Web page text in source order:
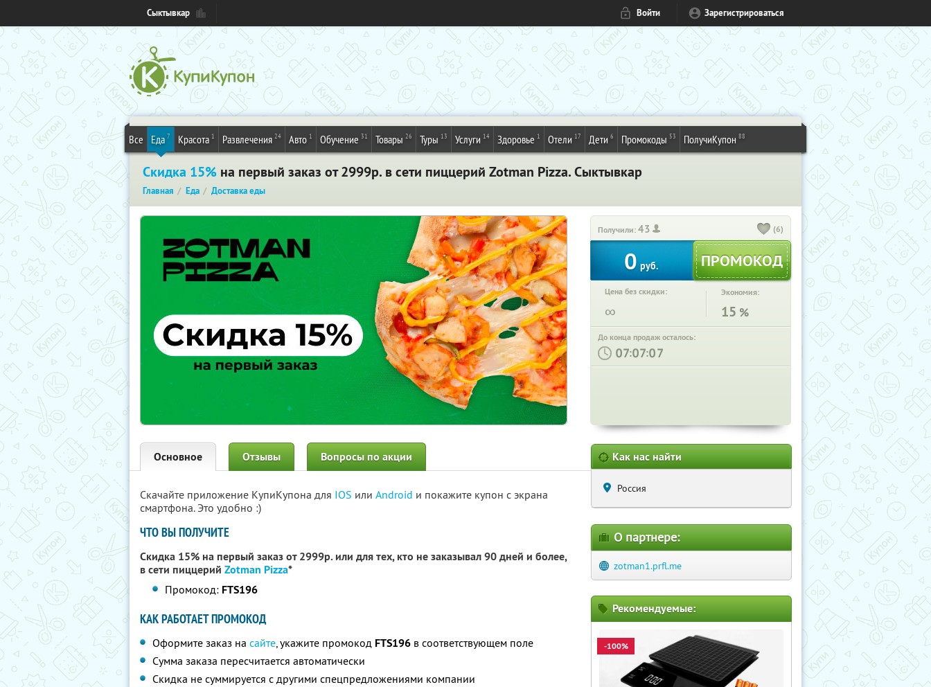
Сыктывкар Войти Зарегистрироваться
Все Еда 7 Красота 1 Развлечения 24 Авто 1 Обучение 31 Товары 26 Туры 13 Услуги 14 Здоровье 1 Отели 17 Дети 6 Промокоды 53 ПолучиКупон 88
Скидка 15% на первый заказ от 2999р. в сети пиццерий Zotman Pizza. Сыктывкар
Главная Еда Доставка еды
Получили:43 (6)
0 руб.
Цена без скидки:
∞
Экономия:
15 %
До конца продаж осталось:
: :
Основное Отзывы Вопросы по акции
Скачайте приложение КупиКупона для IOS или Android и покажите купон с экрана
смартфона. Это удобно :)
ЧТО ВЫ ПОЛУЧИТЕ
Скидка 15% на первый заказ от 2999р. или для тех, кто не заказывал 90 дней и более,
в сети пиццерий Zotman Pizza*
Промокод: FTS196
КАК РАБОТАЕТ ПРОМОКОД
Оформите заказ на сайте, укажите промокод FTS196 в соответствующем поле
Сумма заказа пересчитается автоматически
Скидка не суммируется с другими спецпредложениями компании
Как нас найти
Россия
О партнере:
zotman1.prfl.me
Рекомендуемые:
-100%